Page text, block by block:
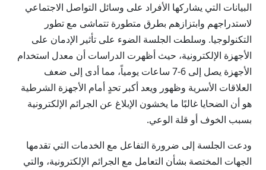
البيانات التي يشاركها الأفراد على وسائل التواصل الاجتماعي
لاستدراجهم وابتزازهم بطرق متطورة تتماشى مع تطور
التكنولوجيا. وسلطت الجلسة الضوء على تأثير الإدمان على
الأجهزة الإلكترونية، حيث أظهرت الدراسات أن معدل استخدام
الأجهزة يصل إلى 6-7 ساعات يومياً، مما أدى إلى ضعف
العلاقات الأسرية وظهور ويعد أكبر تحدٍ أمام الأجهزة الشرطية
هو أن الضحايا غالبًا ما يخشون الإبلاغ عن الجرائم الإلكترونية
بسبب الخوف أو قلة الوعي.
ودعت الجلسة إلى ضرورة التفاعل مع الخدمات التي تقدمها
الجهات المختصة بشأن التعامل مع الجرائم الإلكترونية، والتي